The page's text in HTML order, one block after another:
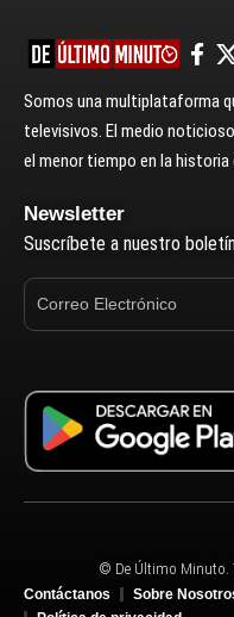
Somos una multiplataforma
televisivos. El medio
el menor tiempo en la
Newsletter
Suscríbete a nuestro
© De Último Minuto.
Contáctanos
Sobre